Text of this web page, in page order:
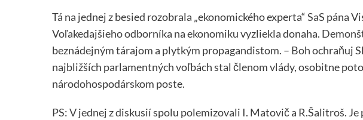
Tá na jednej z besied rozobrala „ekonomického experta“ SaS pána
Voľakedajšieho odborníka na ekonomiku vyzliekla donaha.
beznádejným tárajom a plytkým propagandistom. – Boh ochraňuj
najbližších parlamentných voľbách stal členom vlády, osobitne
národohospodárskom poste.
PS: V jednej z diskusií spolu polemizovali I. Matovič a R.Šalitroš.